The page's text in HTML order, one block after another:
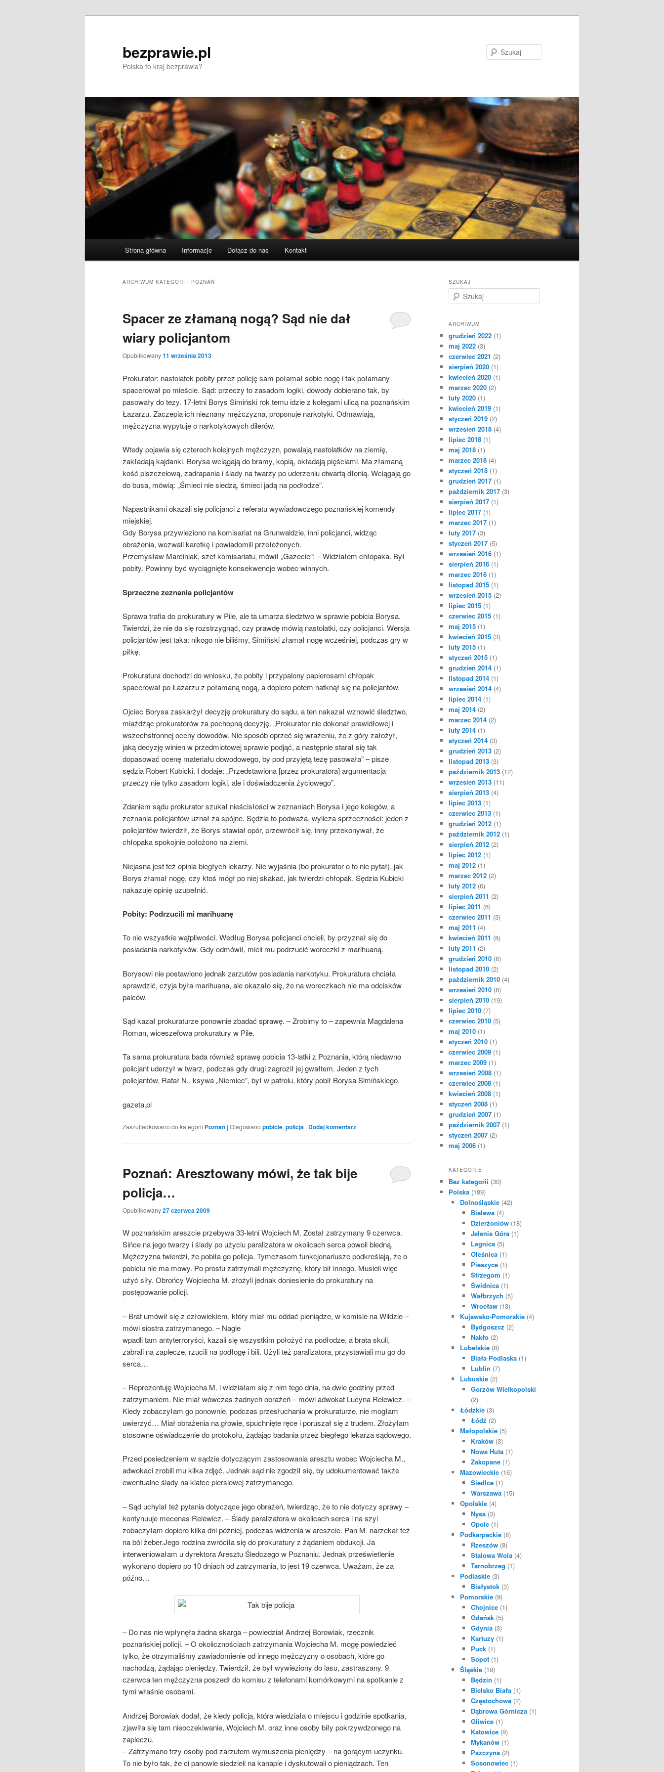
bezprawie.pl
Polska to kraj bezprawia?
Strona główna Informacje Dołącz do nas Kontakt
ARCHIWUM KATEGORII: POZNAŃ
Spacer ze złamaną nogą? Sąd nie dał
wiary policjantom
Opublikowany11 września 2013
Prokurator: nastolatek pobity przez policję sam połamał sobie nogę i tak połamany
spacerował po mieście. Sąd: przeczy to zasadom logiki, dowody dobierano tak, by
pasowały do tezy. 17-letni Borys Simiński rok temu idzie z kolegami ulicą na poznańskim
Łazarzu. Zaczepia ich nieznany mężczyzna, proponuje narkotyki. Odmawiają,
mężczyzna wypytuje o narkotykowych dilerów.
Wtedy pojawia się czterech kolejnych mężczyzn, powalają nastolatków na ziemię,
zakładają kajdanki. Borysa wciągają do bramy, kopią, okładają pięściami. Ma złamaną
kość piszczelową, zadrapania i ślady na twarzy po uderzeniu otwartą dłonią. Wciągają go
do busa, mówią: „Śmieci nie siedzą, śmieci jadą na podłodze”.
Napastnikami okazali się policjanci z referatu wywiadowczego poznańskiej komendy
miejskiej.
Gdy Borysa przywieziono na komisariat na Grunwaldzie, inni policjanci, widząc
obrażenia, wezwali karetkę i powiadomili przełożonych.
Przemysław Marciniak, szef komisariatu, mówił „Gazecie”: – Widziałem chłopaka. Był
pobity. Powinny być wyciągnięte konsekwencje wobec winnych.
Sprzeczne zeznania policjantów
Sprawa trafia do prokuratury w Pile, ale ta umarza śledztwo w sprawie pobicia Borysa.
Twierdzi, że nie da się rozstrzygnąć, czy prawdę mówią nastolatki, czy policjanci. Wersja
policjantów jest taka: nikogo nie biliśmy, Simiński złamał nogę wcześniej, podczas gry w
piłkę.
Prokuratura dochodzi do wniosku, że pobity i przypalony papierosami chłopak
spacerował po Łazarzu z połamaną nogą, a dopiero potem natknął się na policjantów.
Ojciec Borysa zaskarżył decyzję prokuratury do sądu, a ten nakazał wznowić śledztwo,
miażdżąc prokuratorów za pochopną decyzję. „Prokurator nie dokonał prawidłowej i
wszechstronnej oceny dowodów. Nie sposób oprzeć się wrażeniu, że z góry założył,
jaką decyzję winien w przedmiotowej sprawie podjąć, a następnie starał się tak
dopasować ocenę materiału dowodowego, by pod przyjętą tezę pasowała” – pisze
sędzia Robert Kubicki. I dodaje: „Przedstawiona [przez prokuratora] argumentacja
przeczy nie tylko zasadom logiki, ale i doświadczenia życiowego”.
Zdaniem sądu prokurator szukał nieścisłości w zeznaniach Borysa i jego kolegów, a
zeznania policjantów uznał za spójne. Sędzia to podważa, wylicza sprzeczności: jeden z
policjantów twierdził, że Borys stawiał opór, przewrócił się, inny przekonywał, że
chłopaka spokojnie położono na ziemi.
Niejasna jest też opinia biegłych lekarzy. Nie wyjaśnia (bo prokurator o to nie pytał), jak
Borys złamał nogę, czy ktoś mógł po niej skakać, jak twierdzi chłopak. Sędzia Kubicki
nakazuje opinię uzupełnić.
Pobity: Podrzucili mi marihuanę
To nie wszystkie wątpliwości. Według Borysa policjanci chcieli, by przyznał się do
posiadania narkotyków. Gdy odmówił, mieli mu podrzucić woreczki z marihuaną.
Borysowi nie postawiono jednak zarzutów posiadania narkotyku. Prokuratura chciała
sprawdzić, czyja była marihuana, ale okazało się, że na woreczkach nie ma odcisków
palców.
Sąd kazał prokuraturze ponownie zbadać sprawę. – Zrobimy to – zapewnia Magdalena
Roman, wiceszefowa prokuratury w Pile.
Ta sama prokuratura bada również sprawę pobicia 13-latki z Poznania, którą niedawno
policjant uderzył w twarz, podczas gdy drugi zagroził jej gwałtem. Jeden z tych
policjantów, Rafał N., ksywa „Niemiec”, był w patrolu, który pobił Borysa Simińskiego.
gazeta.pl
Zaszufladkowano do kategorii Poznań | Otagowano pobicie, policja | Dodaj komentarz
Poznań: Aresztowany mówi, że tak bije
policja…
Opublikowany27 czerwca 2009
W poznańskim areszcie przebywa 33-letni Wojciech M. Został zatrzymany 9 czerwca.
Sińce na jego twarzy i ślady po użyciu paralizatora w okolicach serca powoli bledną.
Mężczyzna twierdzi, że pobiła go policja. Tymczasem funkcjonariusze podkreślają, że o
pobiciu nie ma mowy. Po prostu zatrzymali mężczyznę, który bił innego. Musieli więc
użyć siły. Obrońcy Wojciecha M. złożyli jednak doniesienie do prokuratury na
postępowanie policji.
– Brat umówił się z człowiekiem, który miał mu oddać pieniądze, w komisie na Wildzie –
mówi siostra zatrzymanego. – Nagle
wpadli tam antyterroryści, kazali się wszystkim położyć na podłodze, a brata skuli,
zabrali na zaplecze, rzucili na podłogę i bili. Użyli też paralizatora, przystawiali mu go do
serca…
– Reprezentuję Wojciecha M. i widziałam się z nim tego dnia, na dwie godziny przed
zatrzymaniem. Nie miał wówczas żadnych obrażeń – mówi adwokat Lucyna Relewicz. –
Kiedy zobaczyłam go ponownie, podczas przesłuchania w prokuraturze, nie mogłam
uwierzyć… Miał obrażenia na głowie, spuchnięte ręce i poruszał się z trudem. Złożyłam
stosowne oświadczenie do protokołu, żądając badania przez biegłego lekarza sądowego.
Przed posiedzeniem w sądzie dotyczącym zastosowania aresztu wobec Wojciecha M.,
adwokaci zrobili mu kilka zdjęć. Jednak sąd nie zgodził się, by udokumentować także
ewentualne ślady na klatce piersiowej zatrzymanego.
– Sąd uchylał też pytania dotyczące jego obrażeń, twierdząc, że to nie dotyczy sprawy –
kontynuuje mecenas Relewicz. – Ślady paralizatora w okolicach serca i na szyi
zobaczyłam dopiero kilka dni później, podczas widzenia w areszcie. Pan M. narzekał też
na ból żeber.Jego rodzina zwróciła się do prokuratury z żądaniem obdukcji. Ja
interweniowałam u dyrektora Aresztu Śledczego w Poznaniu. Jednak prześwietlenie
wykonano dopiero po 10 dniach od zatrzymania, to jest 19 czerwca. Uważam, że za
późno…
– Do nas nie wpłynęła żadna skarga – powiedział Andrzej Borowiak, rzecznik
poznańskiej policji. – O okolicznościach zatrzymania Wojciecha M. mogę powiedzieć
tylko, że otrzymaliśmy zawiadomienie od innego mężczyzny o osobach, które go
nachodzą, żądając pieniędzy. Twierdził, że był wywieziony do lasu, zastraszany. 9
czerwca ten mężczyzna poszedł do komisu z telefonami komórkowymi na spotkanie z
tymi właśnie osobami.
Andrzej Borowiak dodał, że kiedy policja, która wiedziała o miejscu i godzinie spotkania,
zjawiła się tam nieoczekiwanie, Wojciech M. oraz inne osoby biły pokrzywdzonego na
zapleczu.
– Zatrzymano trzy osoby pod zarzutem wymuszenia pieniędzy – na gorącym uczynku.
To nie było tak, że ci panowie siedzieli na kanapie i dyskutowali o pieniądzach. Ten
SZUKAJ
z
k
j
ARCHIWUM
grudzień 2022 (1)
maj 2022 (3)
czerwiec 2021 (2)
sierpień 2020 (1)
kwiecień 2020 (1)
marzec 2020 (2)
luty 2020 (1)
kwiecień 2019 (1)
styczeń 2019 (2)
wrzesień 2018 (4)
lipiec 2018 (1)
maj 2018 (1)
marzec 2018 (4)
styczeń 2018 (1)
grudzień 2017 (1)
październik 2017 (3)
sierpień 2017 (1)
lipiec 2017 (1)
marzec 2017 (1)
luty 2017 (3)
styczeń 2017 (5)
wrzesień 2016 (1)
sierpień 2016 (1)
marzec 2016 (1)
listopad 2015 (1)
wrzesień 2015 (2)
lipiec 2015 (1)
czerwiec 2015 (1)
maj 2015 (1)
kwiecień 2015 (3)
luty 2015 (1)
styczeń 2015 (1)
grudzień 2014 (1)
listopad 2014 (1)
wrzesień 2014 (4)
lipiec 2014 (1)
maj 2014 (2)
marzec 2014 (2)
luty 2014 (1)
styczeń 2014 (3)
grudzień 2013 (2)
listopad 2013 (3)
październik 2013 (12)
wrzesień 2013 (11)
sierpień 2013 (4)
lipiec 2013 (1)
czerwiec 2013 (1)
grudzień 2012 (1)
październik 2012 (1)
sierpień 2012 (2)
lipiec 2012 (1)
maj 2012 (1)
marzec 2012 (2)
luty 2012 (6)
sierpień 2011 (2)
lipiec 2011 (6)
czerwiec 2011 (3)
maj 2011 (4)
kwiecień 2011 (8)
luty 2011 (2)
grudzień 2010 (8)
listopad 2010 (2)
październik 2010 (4)
wrzesień 2010 (8)
sierpień 2010 (19)
lipiec 2010 (7)
czerwiec 2010 (5)
maj 2010 (1)
styczeń 2010 (1)
czerwiec 2009 (1)
marzec 2009 (1)
wrzesień 2008 (1)
czerwiec 2008 (1)
kwiecień 2008 (1)
styczeń 2008 (1)
grudzień 2007 (1)
październik 2007 (1)
styczeń 2007 (2)
maj 2006 (1)
KATEGORIE
Bez kategorii (30)
Polska (189)
Dolnośląskie(42)
Bielawa (4)
Dzierżoniów (18)
Jelenia Góra (1)
Legnica (5)
Oleśnica (1)
Pieszyce (1)
Strzegom (1)
Świdnica (1)
Wałbrzych (5)
Wrocław (13)
Kujawsko-Pomorskie(4)
Bydgoszcz (2)
Nakło (2)
Lubelskie(8)
Biała Podlaska (1)
Lublin (7)
Lubuskie(2)
Gorzów Wielkopolski
(2)
Łódzkie(3)
Łódź (2)
Małopolskie(5)
Kraków (3)
Nowa Huta (1)
Zakopane (1)
Mazowieckie(16)
Siedlce (1)
Warszawa (15)
Opolskie(4)
Nysa (3)
Opole (1)
Podkarpackie(8)
Rzeszów (8)
Stalowa Wola (4)
Tarnobrzeg (1)
Podlaskie(3)
Białystok (3)
Pomorskie(9)
Chojnice (1)
Gdańsk (5)
Gdynia (3)
Kartuzy (1)
Puck (1)
Sopot (1)
Śląskie(19)
Będzin (1)
Bielsko Biała (1)
Częstochowa (2)
Dąbrowa Górnicza (1)
Gliwice (1)
Katowice (9)
Mykanów (1)
Pszczyna (2)
Sosonowiec (1)